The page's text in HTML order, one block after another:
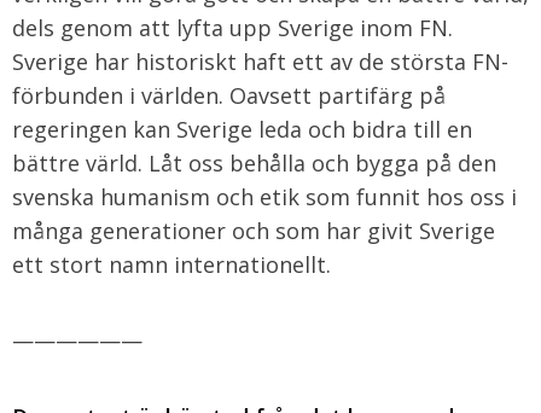
dels genom att lyfta upp Sverige inom FN.
Sverige har historiskt haft ett av de största FN-
förbunden i världen. Oavsett partifärg på
regeringen kan Sverige leda och bidra till en
bättre värld. Låt oss behålla och bygga på den
svenska humanism och etik som funnit hos oss i
många generationer och som har givit Sverige
ett stort namn internationellt.
——————